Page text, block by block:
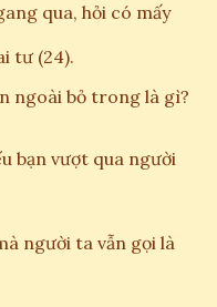
qua, hỏi có mấy
tư (24).
ngoài bỏ trong là gì?
bạn vượt qua người
người ta vẫn gọi là